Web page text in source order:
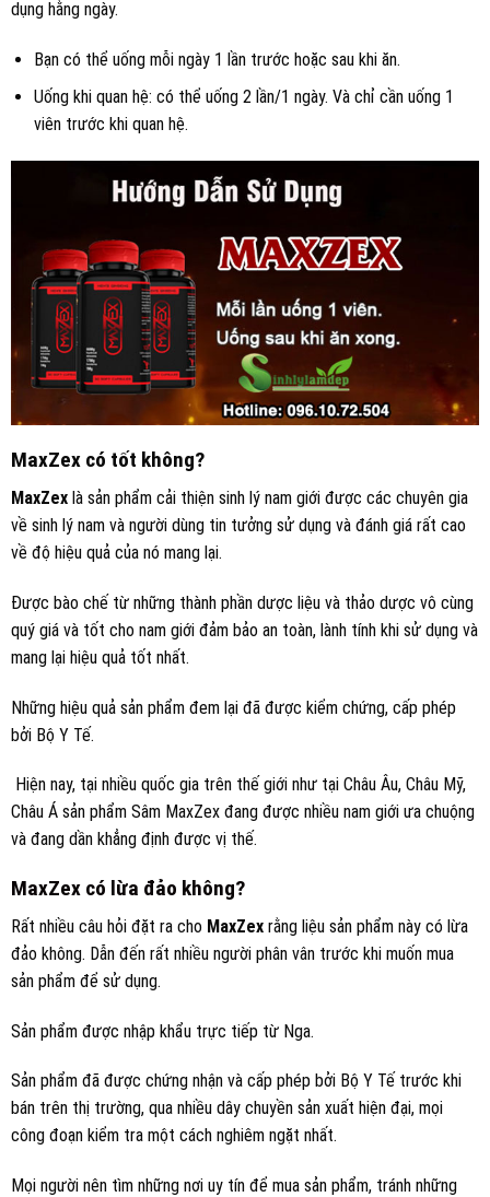
dụng hằng ngày.
Bạn có thể uống mỗi ngày 1 lần trước hoặc sau khi ăn.
Uống khi quan hệ: có thể uống 2 lần/1 ngày. Và chỉ cần uống 1
viên trước khi quan hệ.
MaxZex có tốt không?
MaxZex là sản phẩm cải thiện sinh lý nam giới được các chuyên gia
về sinh lý nam và người dùng tin tưởng sử dụng và đánh giá rất cao
về độ hiệu quả của nó mang lại.
Được bào chế từ những thành phần dược liệu và thảo dược vô cùng
quý giá và tốt cho nam giới đảm bảo an toàn, lành tính khi sử dụng và
mang lại hiệu quả tốt nhất.
Những hiệu quả sản phẩm đem lại đã được kiểm chứng, cấp phép
bởi Bộ Y Tế.
Hiện nay, tại nhiều quốc gia trên thế giới như tại Châu Âu, Châu Mỹ,
Châu Á sản phẩm Sâm MaxZex đang được nhiều nam giới ưa chuộng
và đang dần khẳng định được vị thế.
MaxZex có lừa đảo không?
Rất nhiều câu hỏi đặt ra cho MaxZex rằng liệu sản phẩm này có lừa
đảo không. Dẫn đến rất nhiều người phân vân trước khi muốn mua
sản phẩm để sử dụng.
Sản phẩm được nhập khẩu trực tiếp từ Nga.
Sản phẩm đã được chứng nhận và cấp phép bởi Bộ Y Tế trước khi
bán trên thị trường, qua nhiều dây chuyền sản xuất hiện đại, mọi
công đoạn kiểm tra một cách nghiêm ngặt nhất.
Mọi người nên tìm những nơi uy tín để mua sản phẩm, tránh những